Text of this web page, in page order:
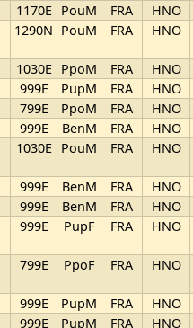
1170E PouM FRA HNO
1290N PouM FRA HNO
1030E PpoM FRA HNO
999E PupM FRA HNO
799E PpoM FRA HNO
999E BenM FRA HNO
1030E PouM FRA HNO
999E BenM FRA HNO
999E BenM FRA HNO
999E PupF FRA HNO
799E PpoF FRA HNO
999E PupM FRA HNO
999E PupM FRA HNO